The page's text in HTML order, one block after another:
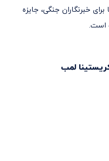
خبرنگاران جنگی، جایزه
لمب